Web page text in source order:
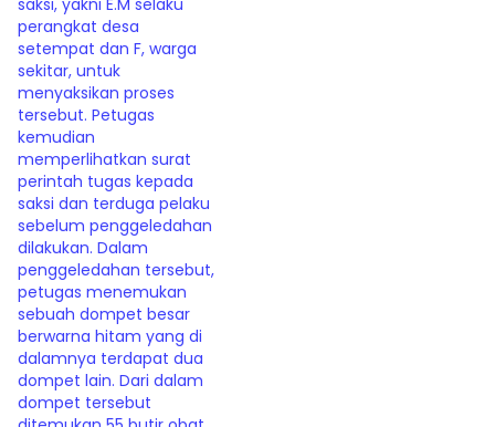
saksi, yakni E.M selaku
perangkat desa
setempat dan F, warga
sekitar, untuk
menyaksikan proses
tersebut. Petugas
kemudian
memperlihatkan surat
perintah tugas kepada
saksi dan terduga pelaku
sebelum penggeledahan
dilakukan. Dalam
penggeledahan tersebut,
petugas menemukan
sebuah dompet besar
berwarna hitam yang di
dalamnya terdapat dua
dompet lain. Dari dalam
dompet tersebut